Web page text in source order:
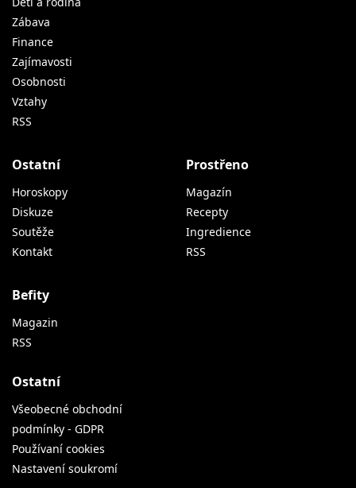
Zábava
Finance
Zajímavosti
Osobnosti
Vztahy
RSS
Ostatní
Horoskopy
Diskuze
Soutěže
Kontakt
Prostřeno
Magazín
Recepty
Ingredience
RSS
Befity
Magazin
RSS
Ostatní
Všeobecné obchodní
podmínky - GDPR
Používaní cookies
Nastavení soukromí